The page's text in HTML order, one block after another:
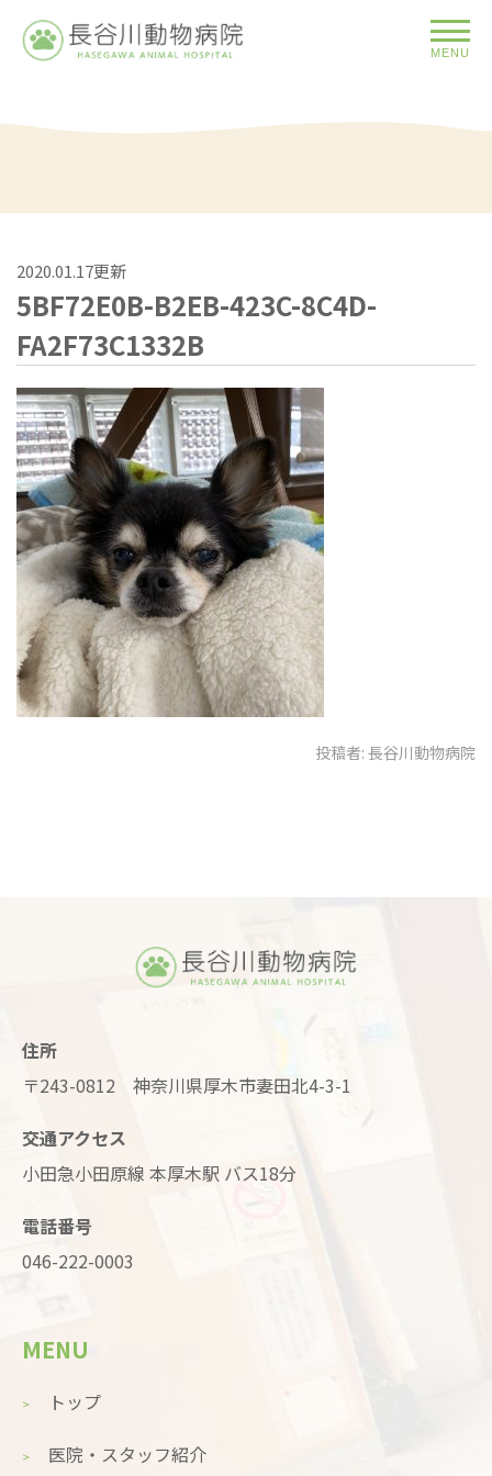
MENU
2020.01.17更新
5BF72E0B-B2EB-423C-8C4D-
FA2F73C1332B
投稿者: 長谷川動物病院
住所
〒243-0812 神奈川県厚木市妻田北4-3-1
交通アクセス
小田急小田原線 本厚木駅 バス18分
電話番号
046-222-0003
MENU
トップ
医院・スタッフ紹介